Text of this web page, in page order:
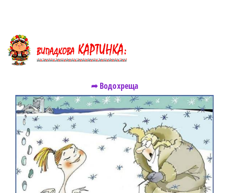
➦ Водохреща